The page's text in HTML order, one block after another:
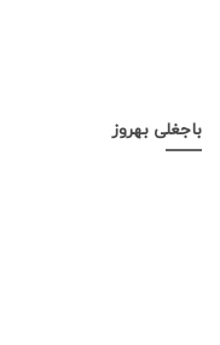
باجغلی بهروز